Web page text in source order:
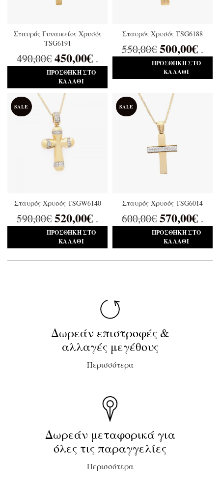
Σταυρός Γυναικείος Χρυσός
TSG6191
490,00€ 450,00€ .
ΠΡΟΣΘΉΚΗ ΣΤΟ
ΚΑΛΆΘΙ
Σταυρός Χρυσός TSG6188
550,00€ 500,00€ .
ΠΡΟΣΘΉΚΗ ΣΤΟ
ΚΑΛΆΘΙ
SALE
Σταυρός Χρυσός TSGW6140
590,00€ 520,00€ .
ΠΡΟΣΘΉΚΗ ΣΤΟ
ΚΑΛΆΘΙ
SALE
Σταυρός Χρυσός TSG6014
600,00€ 570,00€ .
ΠΡΟΣΘΉΚΗ ΣΤΟ
ΚΑΛΆΘΙ
Δωρεάν επιστροφές &
αλλαγές μεγέθους
Περισσότερα
Δωρεάν μεταφορικά για
όλες τις παραγγελίες
Περισσότερα